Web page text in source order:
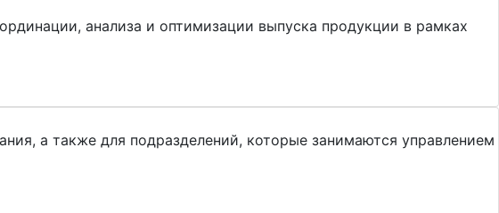
анализа и оптимизации выпуска продукции в рамках
а также для подразделений, которые занимаются управлением